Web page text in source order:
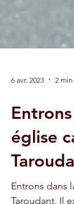
2
église